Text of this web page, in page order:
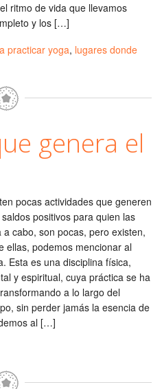
ritmo de vida que llevamos
y los […]
practicar yoga, lugares donde
genera el
pocas actividades que generen
positivos para quien las
a cabo, son pocas, pero existen,
ellas, podemos mencionar al
Esta es una disciplina física,
y espiritual, cuya práctica se ha
a lo largo del
sin perder jamás la esencia de
al […]